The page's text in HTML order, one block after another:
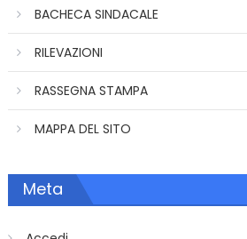
BACHECA SINDACALE
RILEVAZIONI
RASSEGNA STAMPA
MAPPA DEL SITO
Meta